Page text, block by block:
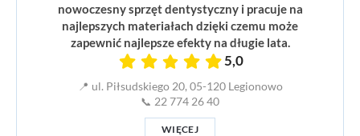
nowoczesny sprzęt dentystyczny i pracuje na
najlepszych materiałach dzięki czemu może
zapewnić najlepsze efekty na długie lata.
5,0
📍 ul. Piłsudskiego 20, 05-120 Legionowo
📞 22 774 26 40
WIĘCEJ